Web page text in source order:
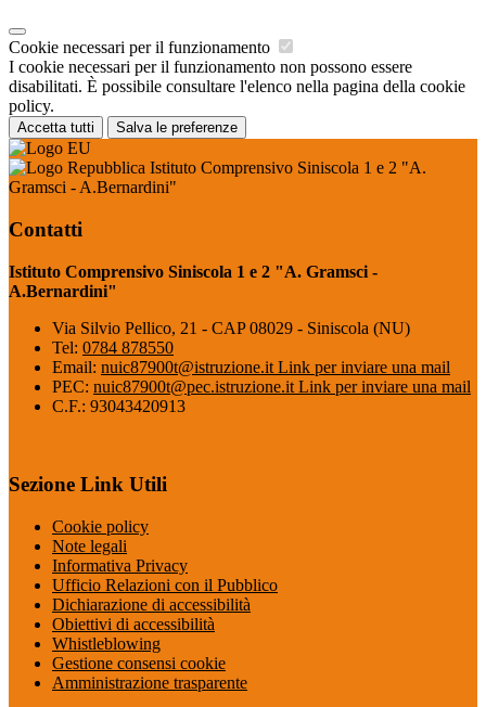
Cookie necessari per il funzionamento
I cookie necessari per il funzionamento non possono essere
disabilitati. È possibile consultare l'elenco nella pagina della cookie
policy.
Accetta tutti Salva le preferenze
Istituto Comprensivo Siniscola 1 e 2 "A.
Gramsci - A.Bernardini"
Contatti
Istituto Comprensivo Siniscola 1 e 2 "A. Gramsci -
A.Bernardini"
Via Silvio Pellico, 21 - CAP 08029 - Siniscola (NU)
Tel: 0784 878550
Email: nuic87900t@istruzione.it Link per inviare una mail
PEC: nuic87900t@pec.istruzione.it Link per inviare una mail
C.F.: 93043420913
Sezione Link Utili
Cookie policy
Note legali
Informativa Privacy
Ufficio Relazioni con il Pubblico
Dichiarazione di accessibilità
Obiettivi di accessibilità
Whistleblowing
Gestione consensi cookie
Amministrazione trasparente